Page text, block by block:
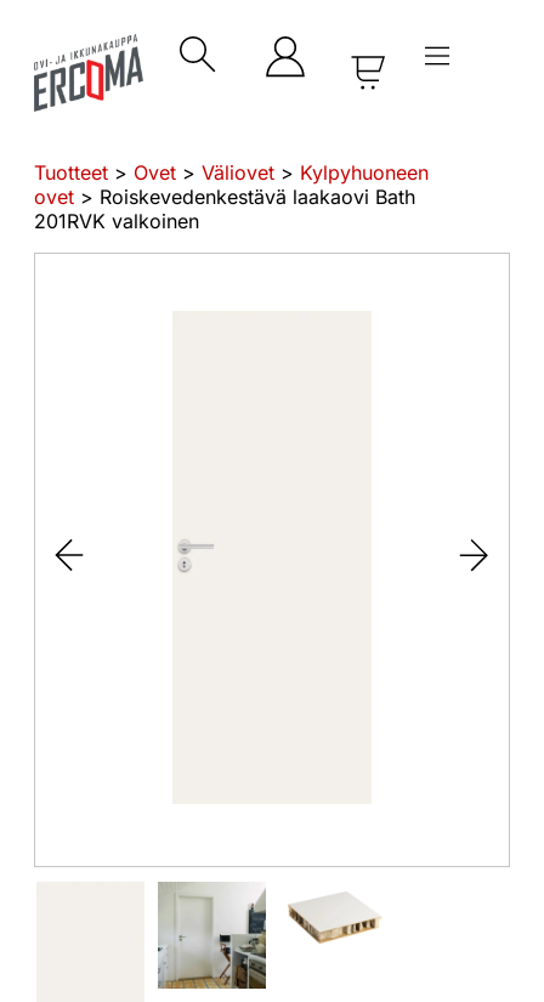
Tuotteet > Ovet > Väliovet > Kylpyhuoneen
ovet > Roiskevedenkestävä laakaovi Bath
201RVK valkoinen